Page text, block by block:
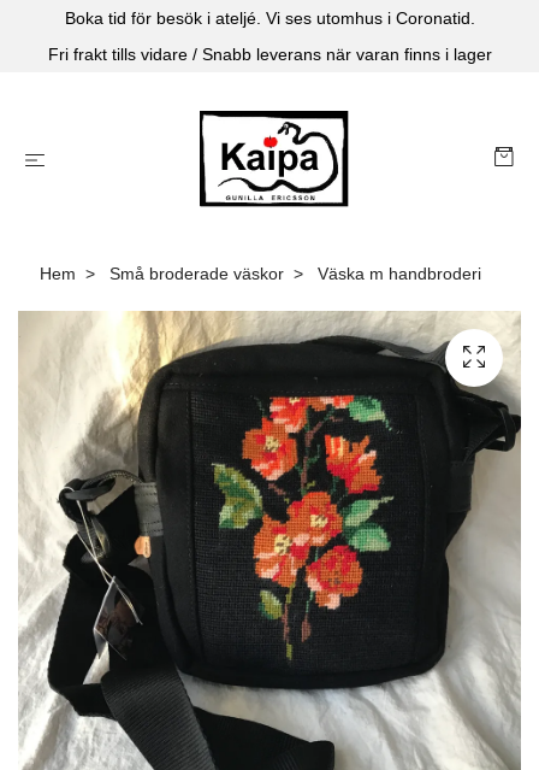
Boka tid för besök i ateljé. Vi ses utomhus i Coronatid.
Fri frakt tills vidare / Snabb leverans när varan finns i lager
Hem Små broderade väskor Väska m handbroderi